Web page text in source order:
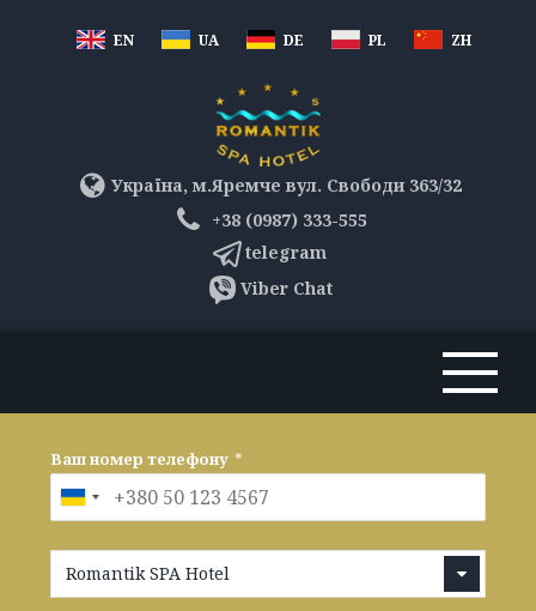
EN UA DE PL ZH
Україна, м.Яремче вул. Свободи 363/32
+38 (0987) 333-555
telegram
Viber Chat
Ваш номер телефону *
Romantik SPA Hotel